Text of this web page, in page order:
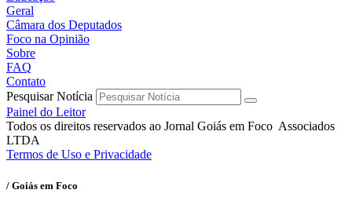
Geral
Câmara dos Deputados
Foco na Opinião
Sobre
FAQ
Contato
Pesquisar Notícia
Painel do Leitor
Todos os direitos reservados ao Jornal Goiás em Foco Associados
LTDA
Termos de Uso e Privacidade
/ Goiás em Foco